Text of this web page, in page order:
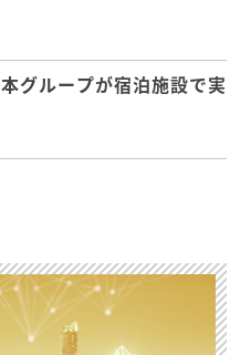
グループが宿泊施設で実